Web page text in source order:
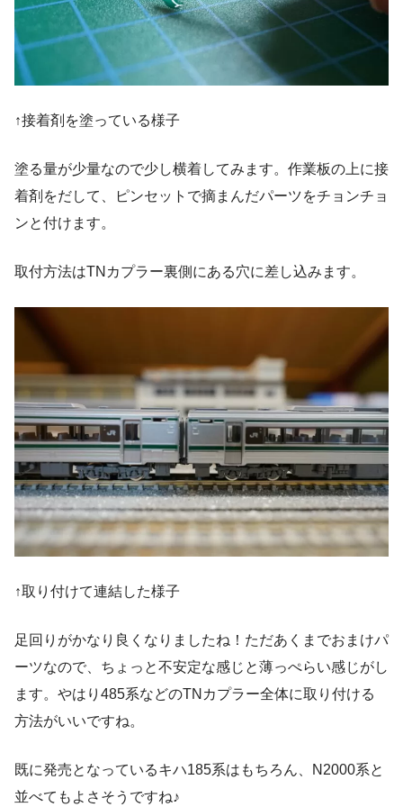
↑接着剤を塗っている様子
塗る量が少量なので少し横着してみます。作業板の上に接
着剤をだして、ピンセットで摘まんだパーツをチョンチョ
ンと付けます。
取付方法はTNカプラー裏側にある穴に差し込みます。
↑取り付けて連結した様子
足回りがかなり良くなりましたね！ただあくまでおまけパ
ーツなので、ちょっと不安定な感じと薄っぺらい感じがし
ます。やはり485系などのTNカプラー全体に取り付ける
方法がいいですね。
既に発売となっているキハ185系はもちろん、N2000系と
並べてもよさそうですね♪